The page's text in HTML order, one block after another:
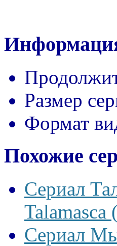
Размер
Формат
Похожие
Сериал
Talamasca
Сериал